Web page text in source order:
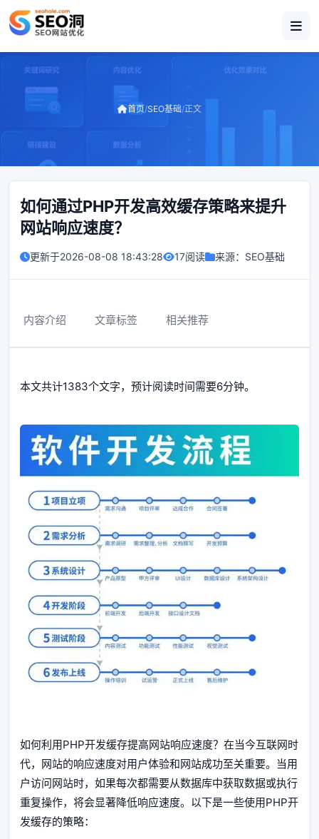
首页/SEO基础/正文
如何通过PHP开发高效缓存策略来提升
网站响应速度？
更新于2026-08-08 18:43:28 17阅读 来源： SEO基础
内容介绍 文章标签 相关推荐
本文共计1383个文字，预计阅读时间需要6分钟。
如何利用PHP开发缓存提高网站响应速度？在当今互联网时
代，网站的响应速度对用户体验和网站成功至关重要。当用
户访问网站时，如果每次都需要从数据库中获取数据或执行
重复操作，将会显著降低响应速度。以下是一些使用PHP开
发缓存的策略：